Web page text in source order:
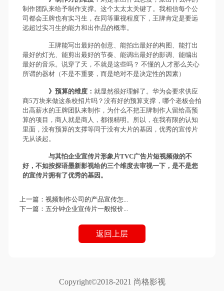
制作团队来给予制作支撑。这个太太太关键了。我相信每个公
司都会王牌也有实习生，在同等重视程度下，王牌肯定是要远
远超过实习生的能力和出作品的概率。
王牌能写出最好的创意、能拍出最好的构图、能打出
最好的灯光、能剪出最好的节奏、能调出最好的影调、能编出
最好的音乐。说穿了天，不就是这些吗？ 不懂的人才那么关心
所谓的器材（不是不重要，而是绝对不是决定性的因素）
》预算的维度： 就显然很好理解了。华为会要求供应
商5万块来做这条校招片吗？没有好的预算支撑，哪个老板会拍
出高薪水的王牌团队来制作，为什么不把王牌制作人留给高预
算的项目，商人就是商人，都很精明。所以，在我有限的认知
里面，没有预算的支撑等同于没有大片的基因，优秀的宣传片
无从谈起。
与其怕企业宣传片形象片TVC广告片短视频做的不
好，不如按探语墨新影视给的三个维度去审视一下，是不是您
的宣传片拥有了优秀的基因。
上一篇：视频制作公司的产品宣传怎...
下一篇：五分钟企业宣传片一般报价...
返回上层
Copyright©2018-2021 尚格影视